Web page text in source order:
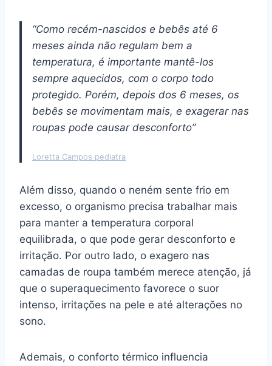
“Como recém-nascidos e bebês até 6
meses ainda não regulam bem a
temperatura, é importante mantê-los
sempre aquecidos, com o corpo todo
protegido. Porém, depois dos 6 meses, os
bebês se movimentam mais, e exagerar nas
roupas pode causar desconforto”
Loretta Campos pediatra
Além disso, quando o neném sente frio em
excesso, o organismo precisa trabalhar mais
para manter a temperatura corporal
equilibrada, o que pode gerar desconforto e
irritação. Por outro lado, o exagero nas
camadas de roupa também merece atenção, já
que o superaquecimento favorece o suor
intenso, irritações na pele e até alterações no
sono.
Ademais, o conforto térmico influencia